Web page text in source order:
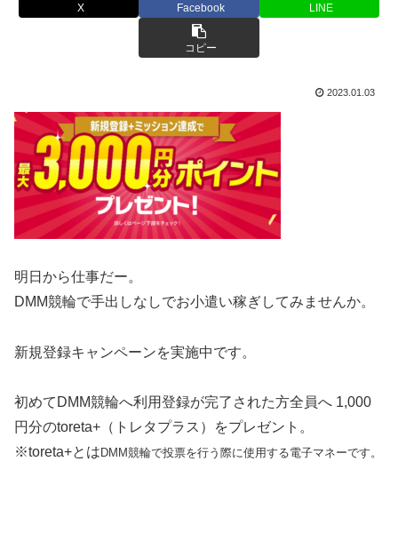
X Facebook LINE
コピー
2023.01.03
明日から仕事だー。
DMM競輪で手出しなしでお小遣い稼ぎしてみませんか。
新規登録キャンペーンを実施中です。
初めてDMM競輪へ利用登録が完了された方全員へ 1,000
円分のtoreta+（トレタプラス）をプレゼント。
※toreta+とは DMM競輪で投票を行う際に使用する電子マネーです。